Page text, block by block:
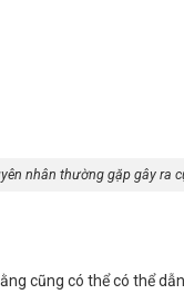
nhân thường gặp gây ra
cũng có thể có thể